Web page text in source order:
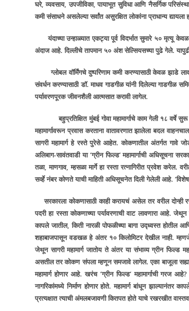
घरे,व्यवसाय,उपजीविका,पायाभूत सुविधा आणि नैसर्गिक
कमी संसाधने असलेल्या सर्वांत असुरक्षित लोकांना प्राधान्य द्यायला
यंदाच्या उन्हाळ्यात एकट्या पूर्व विदर्भात सुमारे ५० मृत्यू केवळ
अंदाज आहे. दिल्लीचे तापमान ५० अंश सेल्सियसच्या पुढे गेले.
ग्लोबल वॉर्मिंगचे दुष्परिणाम कमी करण्यासाठी केवळ झाडे
संवर्धन करण्यासाठी डॉ. माधव गाडगीळ यांनी दिलेल्या गाडगीळ
पर्यावरणपूरक जीवनशैली आत्मसात करावी लागेल.
बहुप्रतिक्षित मुंबई गोवा महामार्गाचे काम गेली १८ वर्षे
महामार्गावरून प्रवास करताना वातावरणात झालेला बदल
सागरी महामार्ग हे रस्ते पुरेसे आहेत. कोकणातील अंतर्गत गावे
अलिबाग-सावंतवाडी या ‘ग्रीन फिल्ड‘महामार्गाची अधिसूचना
तळा,माणगाव,म्हसळा मार्गे हा रस्तारत्नागिरीत प्रवेश करेल.
सर्व्हे नंबर कोणते याची माहिती अधिसूचनेत दिली गेलेली आहे. ‘
सरकारला कोकणासाठी काही करायचं असेल तर वरील दोन्ही
पदरी हा रस्ता कोकणाच्या पर्यावरणाची वाट लावणारा आहे.
कापले जातील,किती नारळी पोफळीच्या बागा उद्ध्वस्त होतील
शहाबाजपासून वडखळ हे अंतर १० किलोमिटर देखील नाही.
जेथून सागरी महामार्गजातोय ते अंतर या संभाव्य ग्रीन फिल्ड
असतील तर कोकण संपला म्हणून समजावे लागेल. एका बाजूला
महामार्ग होणार आहे. खरंच ‘ग्रीन फिल्ड‘महामार्गाची गरज आहे
नागरिकांमध्ये निर्माण होणार होते. महामार्ग बांधून
प्रत्यक्षात त्याची अंमलबजावणी कितपत होते याचे रखरखीत